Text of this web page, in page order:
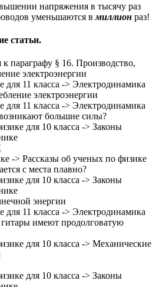
напряжения в тысячу раз
уменьшаются вмиллион раз!
статьи.
параграфу § 16. Производство,
электроэнергии
11 класса -> Электродинамика
электроэнергии
11 класса -> Электродинамика
большие силы?
для 10 класса -> Законы
-> Рассказы об ученых по физике
с места плавно?
для 10 класса -> Законы
энергии
11 класса -> Электродинамика
имеют продолговатую
для 10 класса -> Механические
для 10 класса -> Законы